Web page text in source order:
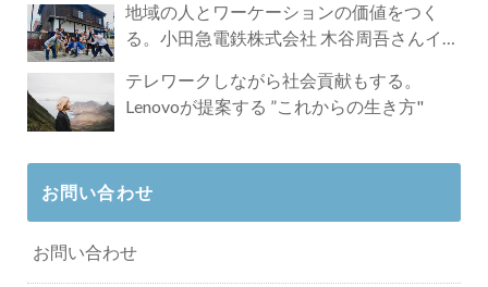
地域の人とワーケーションの価値をつく
る。小田急電鉄株式会社 木谷周吾さんイン
テレワークしながら社会貢献もする。
Lenovoが提案する ”これからの生き方"
お問い合わせ
お問い合わせ